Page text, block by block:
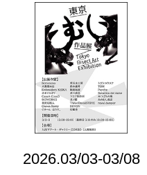
2026.03/03-03/08